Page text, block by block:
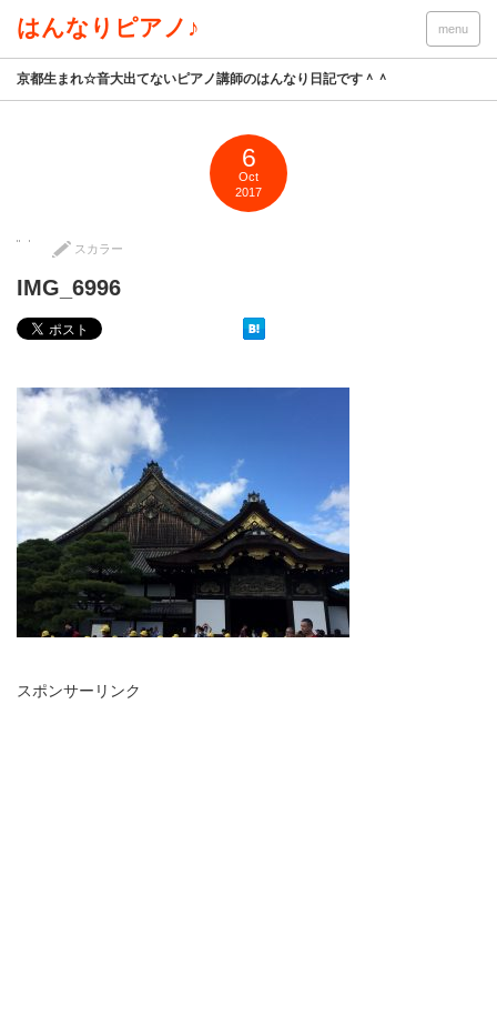
はんなりピアノ♪ menu
京都生まれ☆音大出てないピアノ講師のはんなり日記です＾＾
6
Oct
2017
スカラー
IMG_6996
スポンサーリンク